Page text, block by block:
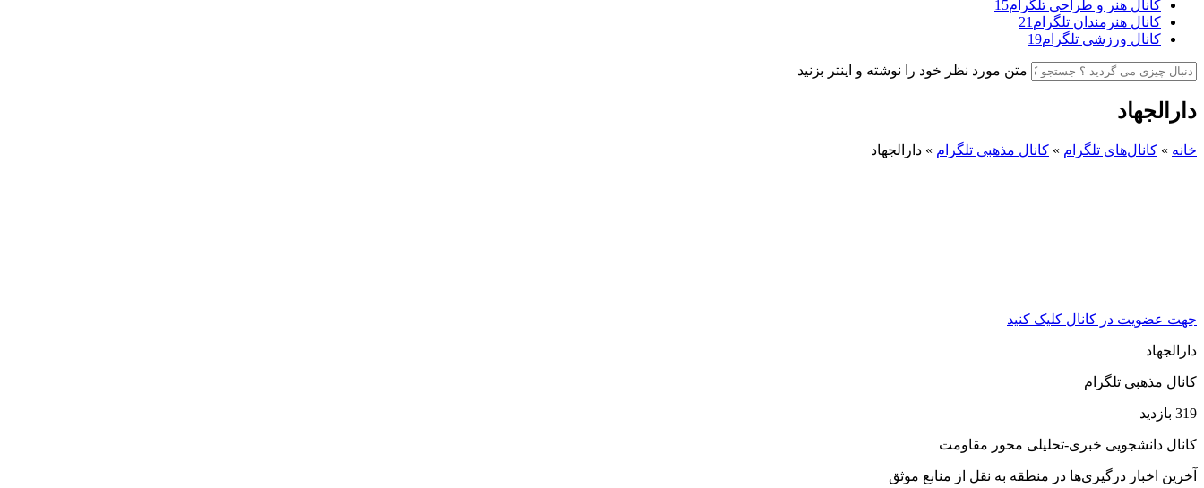
کانال هنر و طراحی تلگرام15
کانال هنرمندان تلگرام 21
کانال ورزشی تلگرام19
متن مورد نظر خود را نوشته و اینتر بزنید
دارالجهاد
خانه » کانال‌های تلگرام » کانال مذهبی تلگرام » دارالجهاد
جهت عضویت در کانال کلیک کنید
دارالجهاد
کانال مذهبی تلگرام
319 بازدید
کانال دانشجویی خبری-تحلیلی محور مقاومت
آخرین اخبار درگیری‌ها در منطقه به نقل از منابع موثق